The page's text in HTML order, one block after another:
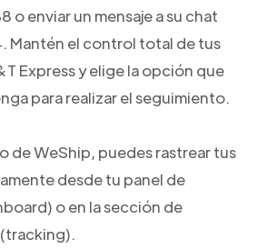
o enviar un mensaje a su chat
Mantén el control total de tus
Express y elige la opción que
para realizar el seguimiento.
de WeShip, puedes rastrear tus
desde tu panel de
o en la sección de